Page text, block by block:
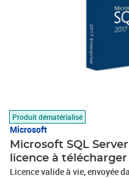
Produit dématérialisé
Microsoft
Microsoft SQL
licence à télécharger
Licence valide à vie, envoyée